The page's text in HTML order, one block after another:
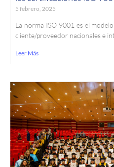
5 febrero, 2025
La norma ISO 9001 es el
cliente/proveedor nacionales e
Leer Más